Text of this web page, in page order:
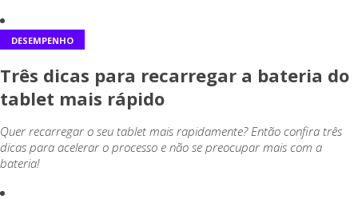
DESEMPENHO
Três dicas para recarregar a bateria do
tablet mais rápido
Quer recarregar o seu tablet mais rapidamente? Então confira três
dicas para acelerar o processo e não se preocupar mais com a
bateria!